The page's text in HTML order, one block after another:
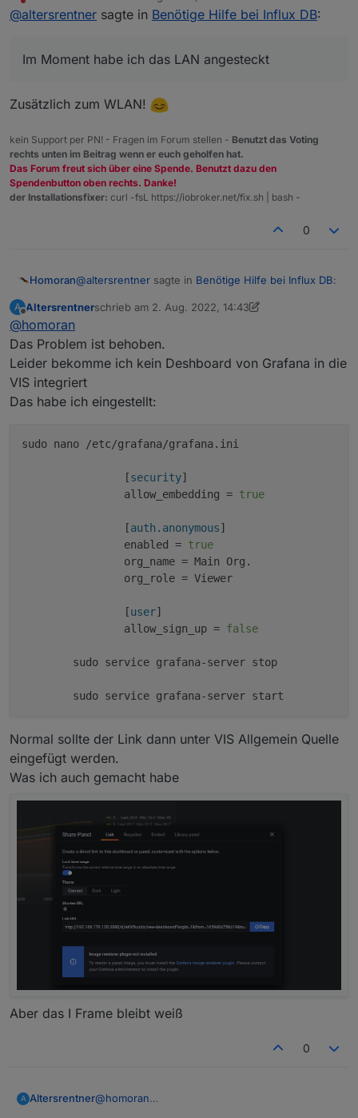
hast du LAN und WLAN am RasPi aktiviert?
Im Moment habe ich das LAN angesteckt
DB:
welchen IPs versehen wurde.
pi@raspberrypiioBroker:~ $ ip a
1: lo: <LOOPBACK,UP,LOWER_UP> mtu
link/loopback 00:00:00:00:00:00 brd
    inet 127.0.0.1/8 scope host lo
    inet6 ::1/128 scope host
link/ether dc:a6:32:1b:bd:83 brd
valid_lft 848809sec preferred_lft
valid_lft 6942sec preferred_lft
valid_lft forever preferred_lft
link/ether dc:a6:32:1b:bd:85 brd
inet6
inet6 fe80::8424:c480:f6e8:d77a/64
valid_lft forever preferred_lft
Nicht störenzuletzt editiert von
@altersrentner sagte in Benötige Hilfe bei Influx DB:
Im Moment habe ich das LAN angesteckt
Zusätzlich zum WLAN!
kein Support per PN! - Fragen im Forum stellen - Benutzt das Voting
rechts unten im Beitrag wenn er euch geholfen hat.
Das Forum freut sich über eine Spende. Benutzt dazu den
Spendenbutton oben rechts. Danke!
der Installationsfixer: curl -fsL https://iobroker.net/fix.sh | bash -
0
Homoran@altersrentner sagte in Benötige Hilfe bei Influx DB:
Zusätzlich zum WLAN!
A
Offline
Altersrentnerschrieb am 2. Aug. 2022, 14:43
zuletzt editiert von Altersrentner8. Feb. 2022, 16:45
@homoran
Das Problem ist behoben.
Leider bekomme ich kein Deshboard von Grafana in die
VIS integriert
Das habe ich eingestellt:
sudo nano /etc/grafana/grafana.ini
		[
security]
		allow_embedding =
true
		[
auth.anonymous]
		enabled =
true
		[
user]
		allow_sign_up =
false
Normal sollte der Link dann unter VIS Allgemein Quelle
eingefügt werden.
Was ich auch gemacht habe
Aber das I Frame bleibt weiß
0
A Altersrentner@homoran